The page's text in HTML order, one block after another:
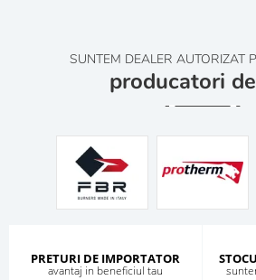
SUNTEM DEALER AUTORIZAT
producatori
PRETURI DE IMPORTATOR
avantaj in beneficiul tau